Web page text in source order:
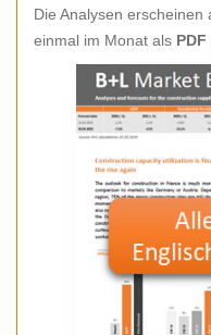
Die Analysen erscheinen
einmal im Monat als PDF